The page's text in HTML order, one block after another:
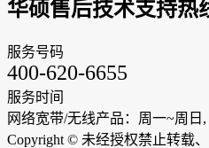
华硕售后技术支持热
服务号码
400-620-6655
服务时间
网络宽带/无线产品：周一~周日,
Copyright © 未经授权禁止转载